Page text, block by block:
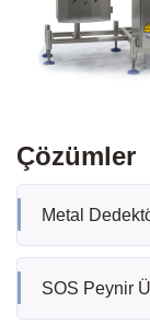
Çözümler
Metal
SOS Peynir